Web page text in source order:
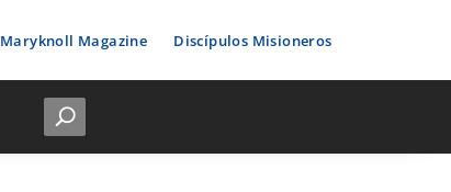
Maryknoll Magazine Discípulos Misioneros